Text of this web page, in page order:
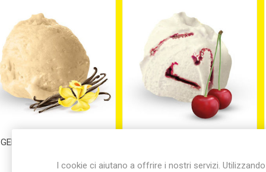
GELATO VANIGLIA KG. 3
I cookie ci aiutano a offrire i nostri servizi.